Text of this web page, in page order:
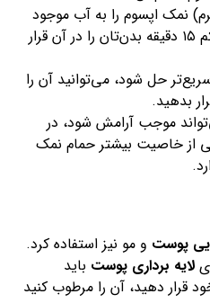
این کار دو فنجان (۴۷۵ گرم) نمک اپسوم را به آب موجود
در وان حمام بیفزایید و دست‌کم ۱۵ دقیقه بدن‌تان را در آن قرار
حل شود، می‌توانید آن را
بدهید.
موجب آرامش شود، در
خاصیت بیشتر حمام نمک
پوست و مو نیز استفاده کرد.
لایه برداری پوست باید
قرار دهید، آن را مرطوب کنید